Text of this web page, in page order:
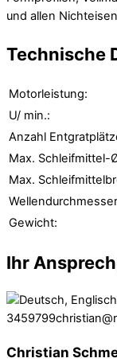
und allen
Technische
Motorleistung:
U/ min.:
Anzahl
Max. Schleifmittel-
Max.
Gewicht:
Ihr
Christian